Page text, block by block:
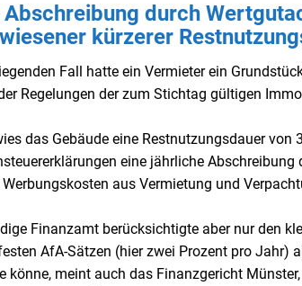
Abschreibung durch
kürzerer
Fall hatte ein Vermieter ein
Regelungen der zum Stichtag gültigen
das Gebäude eine Restnutzungsdauer
eine jährliche
aus Vermietung und
Finanzamt berücksichtigte aber nur den
AfA-Sätzen (hier zwei Prozent pro Jahr)
könne, meint auch das Finanzgericht